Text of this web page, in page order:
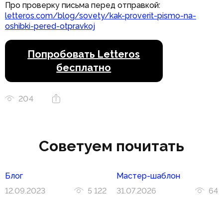
Про проверку письма перед отправкой:
letteros.com/blog/sovety/kak-proverit-pismo-na-
oshibki-pered-otpravkoj
Попробовать Letteros
бесплатно
204
Советуем почитать
Блог
12.09.2023
5 122
Мастер-шаблон
31.07.2026
64